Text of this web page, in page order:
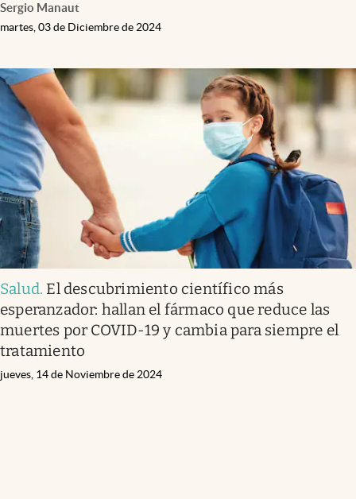
Sergio Manaut
martes, 03 de Diciembre de 2024
Salud. El descubrimiento científico más
esperanzador: hallan el fármaco que reduce las
muertes por COVID-19 y cambia para siempre el
tratamiento
jueves, 14 de Noviembre de 2024